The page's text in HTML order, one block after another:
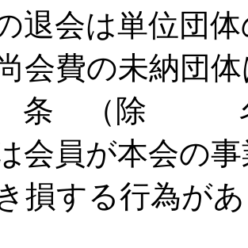
退会は単位団
会費の未納団
条 （除
会員が本会の
損する行為が